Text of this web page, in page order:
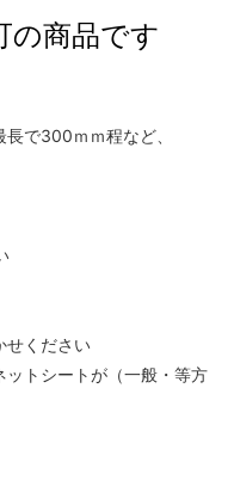
の商品です
で300ｍｍ程など、
ください
トシートが（一般・等方